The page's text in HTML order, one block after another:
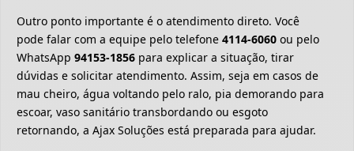
Outro ponto importante é o atendimento direto. Você
pode falar com a equipe pelo telefone 4114-6060 ou pelo
WhatsApp 94153-1856 para explicar a situação, tirar
dúvidas e solicitar atendimento. Assim, seja em casos de
mau cheiro, água voltando pelo ralo, pia demorando para
escoar, vaso sanitário transbordando ou esgoto
retornando, a Ajax Soluções está preparada para ajudar.